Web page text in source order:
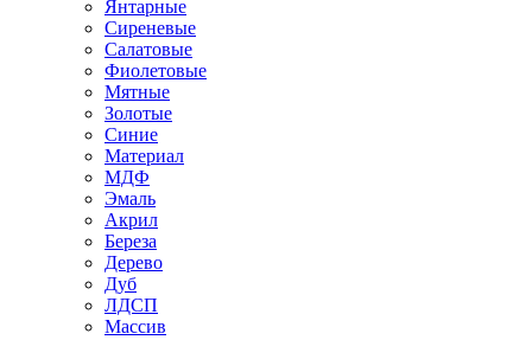
Янтарные
Сиреневые
Салатовые
Фиолетовые
Мятные
Золотые
Синие
Материал
МДФ
Эмаль
Акрил
Береза
Дерево
Дуб
ЛДСП
Массив